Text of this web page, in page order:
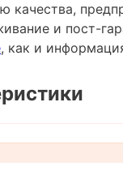
качества,
и пост-
, как и